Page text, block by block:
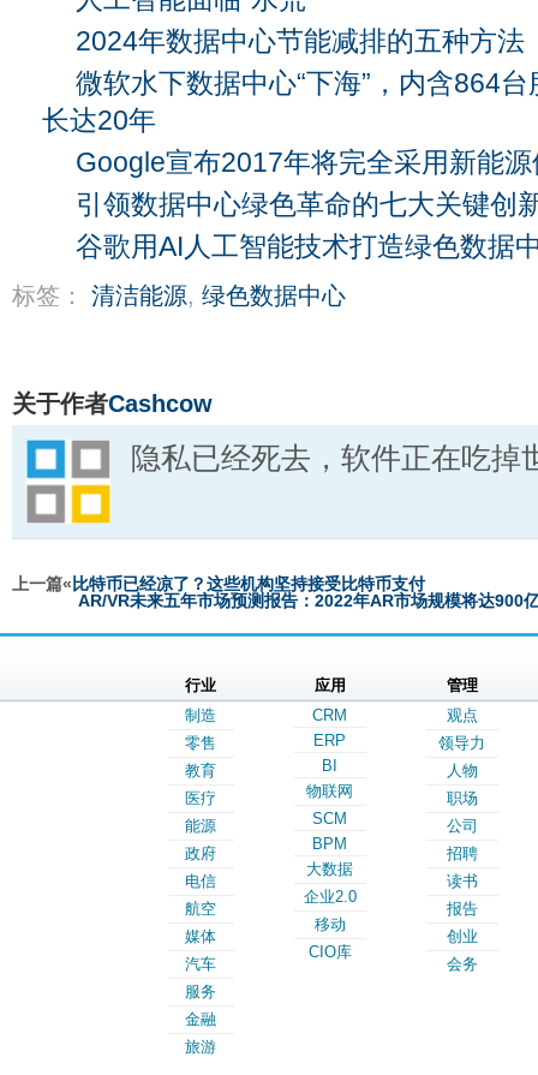
2024年数据中心节能减排的五种方法
微软水下数据中心“下海”，内含864
长达20年
Google宣布2017年将完全采用新能
引领数据中心绿色革命的七大关键创
谷歌用AI人工智能技术打造绿色数据
标签： 清洁能源, 绿色数据中心
关于作者Cashcow
隐私已经死去，软件正在吃掉
上一篇« 比特币已经凉了？这些机构坚持接受比特币支付
AR/VR未来五年市场预测报告：2022年AR市场规模将达900
行业
制造
零售
教育
医疗
能源
政府
电信
航空
媒体
汽车
服务
金融
旅游
应用
CRM
ERP
BI
物联网
SCM
BPM
大数据
企业2.0
移动
CIO库
管理
观点
领导力
人物
职场
公司
招聘
读书
报告
创业
会务